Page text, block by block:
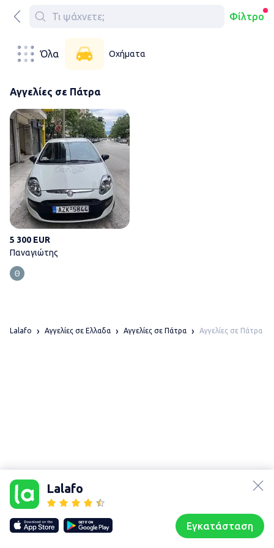
Φίλτρο
Όλα Οχήματα
Αγγελίες σε Πάτρα
5 300 EUR
Παναγιώτης
Lalafo
Εγκατάσταση
Lalafo Αγγελίες σε Ελλαδα Αγγελίες σε Πάτρα Αγγελίες σε Πάτρα
Our websites
lalafo.kg
lalafo.rs
lalafo.pl
Sitemap
Χάρτης
Συζητήσεις Προφίλ